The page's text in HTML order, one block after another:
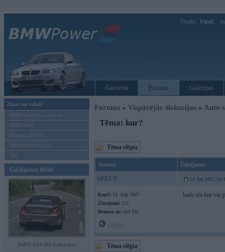
Sveiks, Viesi!
Galvenā Forums Galerijas
Ziņas un raksti
BMW modeļu jaunumi
BMW testi
Mēneša BMW
Sērijveida tūnings
Vel...
Gadījuma bilde
BMW E64 M6 kabriolets
Forums » Vispārējās diskusijas » Auto
Tēma: kur?
Tēma slēgta
Autors Ziņojums
SPECS 14. Sep 2007,
Kopš: 12. Sep 2007
Ziņojumi: 211
Braucu ar: e34 535
kads zin kur var
Tēma slēgta